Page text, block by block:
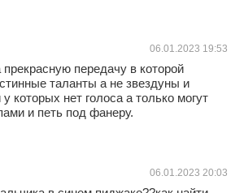
06.01.2023 19:53
передачу в которой
таланты а не звездуны и
у которых нет голоса а только могут
и петь под фанеру.
06.01.2023 20:03